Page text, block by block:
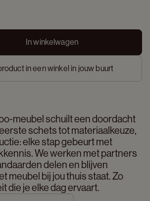
In winkelwagen
in een winkel in jouw buurt
meubel schuilt een doordacht
schets tot materiaalkeuze,
elke stap gebeurt met
We werken met partners
delen en blijven
meubel bij jou thuis staat. Zo
die je elke dag ervaart.